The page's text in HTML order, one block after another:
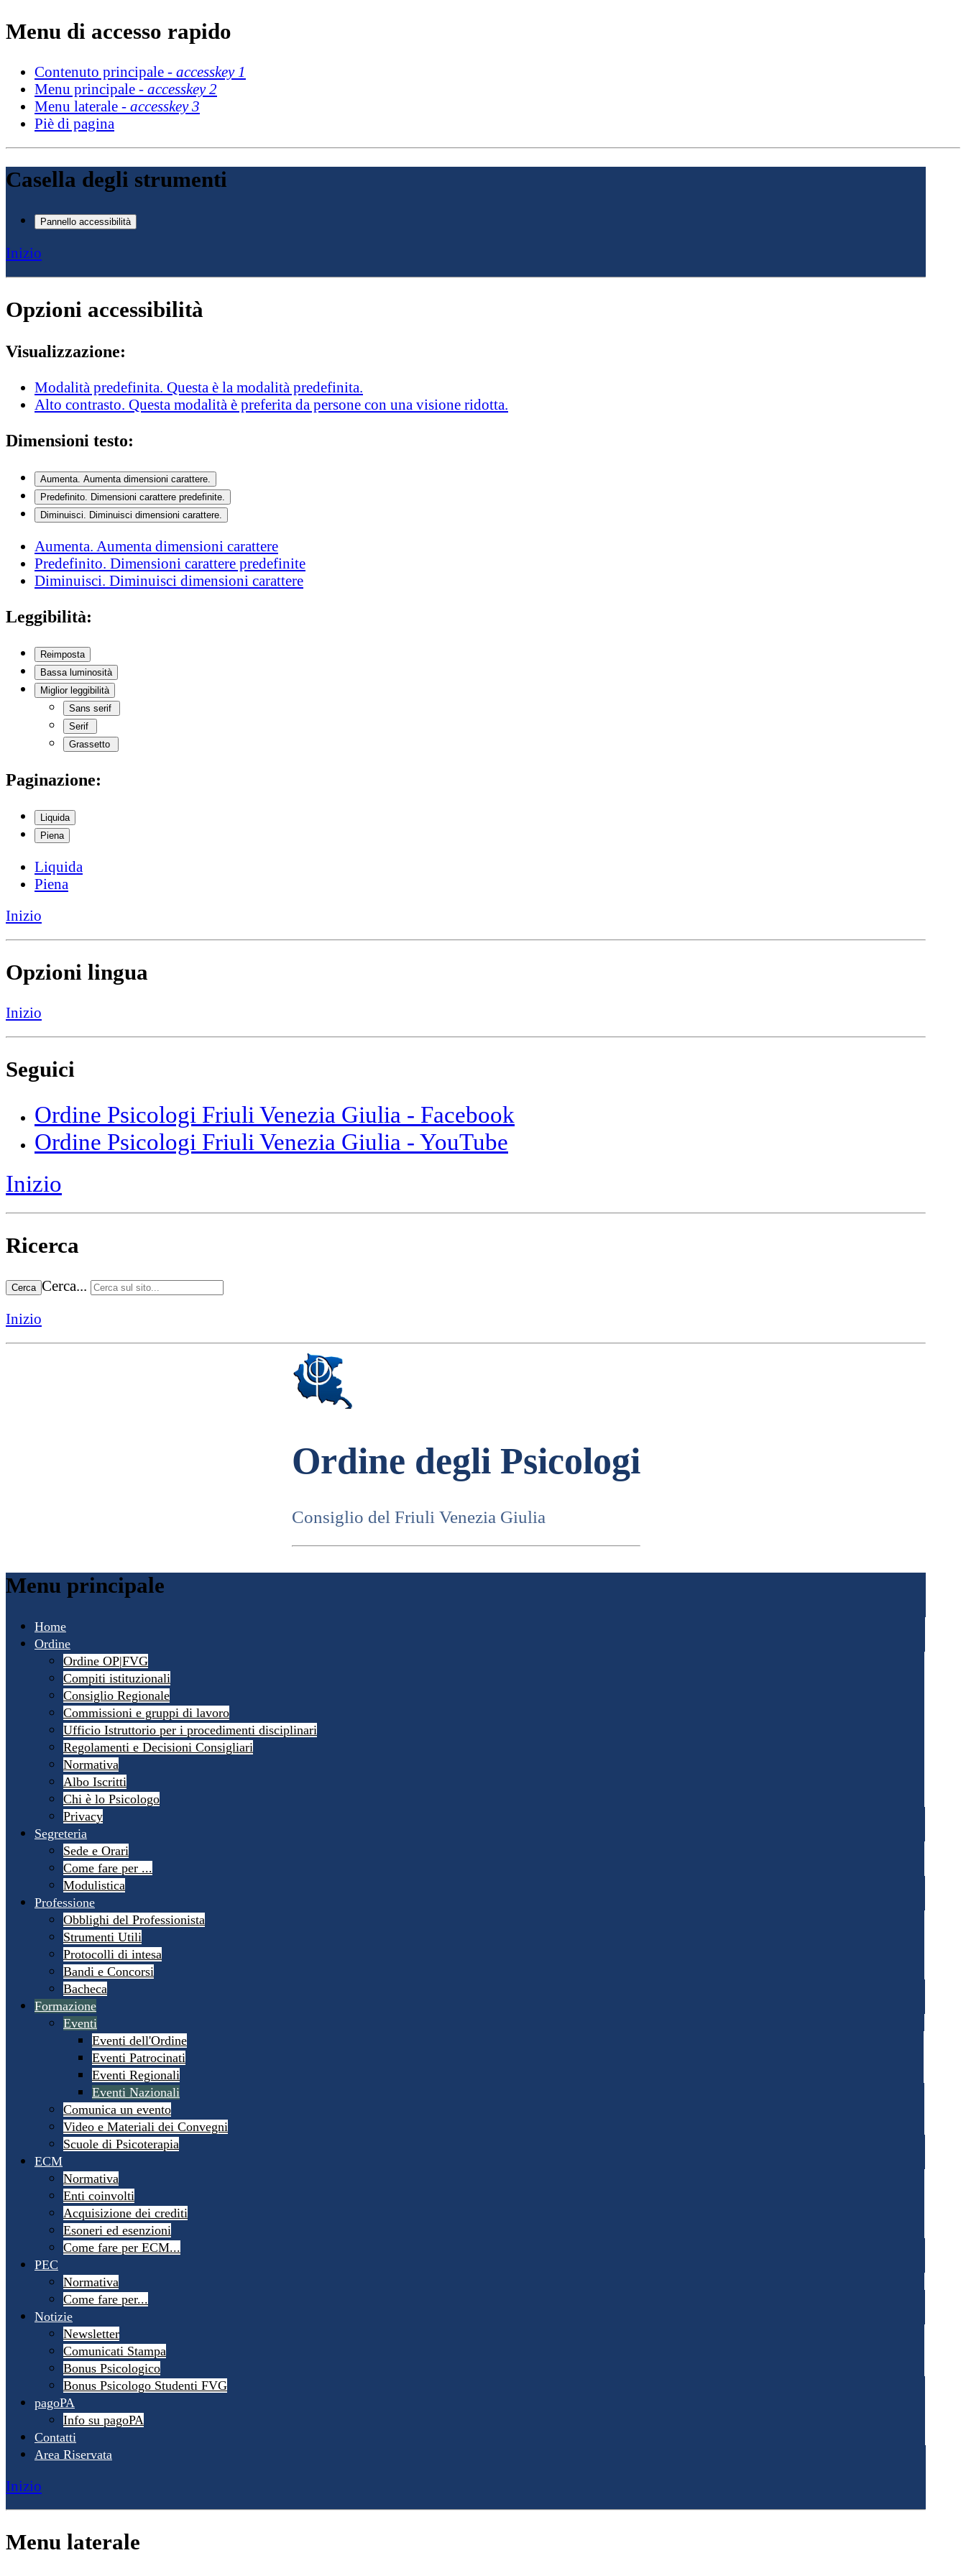
Menu di accesso rapido
Contenuto principale - accesskey 1
Menu principale - accesskey 2
Menu laterale - accesskey 3
Piè di pagina
Casella degli strumenti
Pannello accessibilità
Inizio
Opzioni accessibilità
Visualizzazione:
Modalità predefinita. Questa è la modalità predefinita.
Alto contrasto. Questa modalità è preferita da persone con una visione ridotta.
Dimensioni testo:
Aumenta . Aumenta dimensioni carattere.
Predefinito . Dimensioni carattere predefinite.
Diminuisci . Diminuisci dimensioni carattere.
Aumenta . Aumenta dimensioni carattere
Predefinito . Dimensioni carattere predefinite
Diminuisci . Diminuisci dimensioni carattere
Leggibilità:
Reimposta
Bassa luminosità
Miglior leggibilità
Sans serif
Serif
Grassetto
Paginazione:
Liquida
Piena
Liquida
Piena
Inizio
Opzioni lingua
Inizio
Seguici
Ordine Psicologi Friuli Venezia Giulia - Facebook
Ordine Psicologi Friuli Venezia Giulia - YouTube
Inizio
Ricerca
Cerca Cerca...
Inizio
Ordine degli Psicologi
Consiglio del Friuli Venezia Giulia
Menu principale
Home
Ordine
Ordine OP|FVG
Compiti istituzionali
Consiglio Regionale
Commissioni e gruppi di lavoro
Ufficio Istruttorio per i procedimenti disciplinari
Regolamenti e Decisioni Consigliari
Normativa
Albo Iscritti
Chi è lo Psicologo
Privacy
Segreteria
Sede e Orari
Come fare per ...
Modulistica
Professione
Obblighi del Professionista
Strumenti Utili
Protocolli di intesa
Bandi e Concorsi
Bacheca
Formazione
Eventi
Eventi dell'Ordine
Eventi Patrocinati
Eventi Regionali
Eventi Nazionali
Comunica un evento
Video e Materiali dei Convegni
Scuole di Psicoterapia
ECM
Normativa
Enti coinvolti
Acquisizione dei crediti
Esoneri ed esenzioni
Come fare per ECM...
PEC
Normativa
Come fare per...
Notizie
Newsletter
Comunicati Stampa
Bonus Psicologico
Bonus Psicologo Studenti FVG
pagoPA
Info su pagoPA
Contatti
Area Riservata
Inizio
Menu laterale